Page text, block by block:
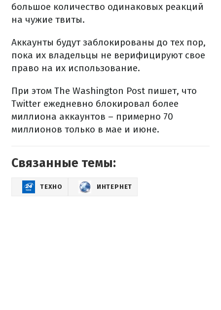
большое количество одинаковых реакций
на чужие твиты.
Аккаунты будут заблокированы до тех пор,
пока их владельцы не верифицируют свое
право на их использование.
При этом The Washington Post пишет, что
Twitter ежедневно блокировал более
миллиона аккаунтов – примерно 70
миллионов только в мае и июне.
Связанные темы:
ТЕХНО ИНТЕРНЕТ